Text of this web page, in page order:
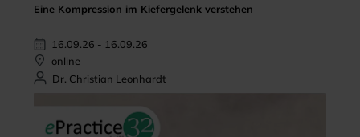
Eine Kompression im Kiefergelenk verstehen
16.09.26 - 16.09.26
online
Dr. Christian Leonhardt